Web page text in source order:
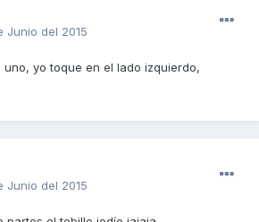
Junio del 2015
uno, yo toque en el lado izquierdo,
Junio del 2015